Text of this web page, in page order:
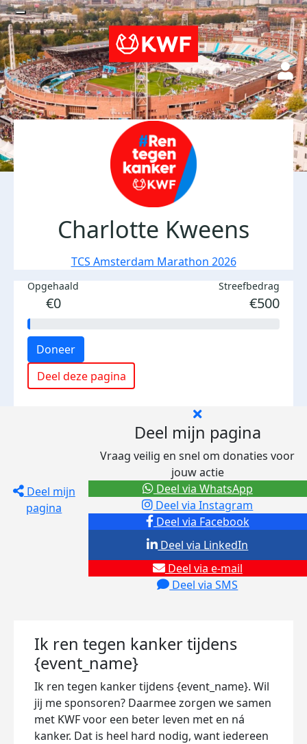
Charlotte Kweens
TCS Amsterdam Marathon 2026
Opgehaald
€0
Streefbedrag
€500
Doneer
Deel deze pagina
Deel mijn
pagina
Deel mijn pagina
Vraag veilig en snel om donaties voor
jouw actie
Deel via Facebook
Deel via Instagram
Deel via e-mail
Deel via SMS
Deel via LinkedIn
Deel via WhatsApp
Ik ren tegen kanker tijdens
{event_name}
Ik ren tegen kanker tijdens {event_name}. Wil
jij me sponsoren? Daarmee zorgen we samen
met KWF voor een beter leven met en ná
kanker. Dat is heel hard nodig, want iedereen